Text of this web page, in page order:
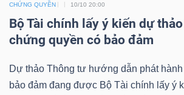
CHỨNG QUYỀN 10/10 20:00
Bộ Tài chính lấy ý kiến dự
chứng quyền có bảo đảm
Dự thảo Thông tư hướng dẫn phát
bảo đảm đang được Bộ Tài chính lấy ý
NGHIỆP